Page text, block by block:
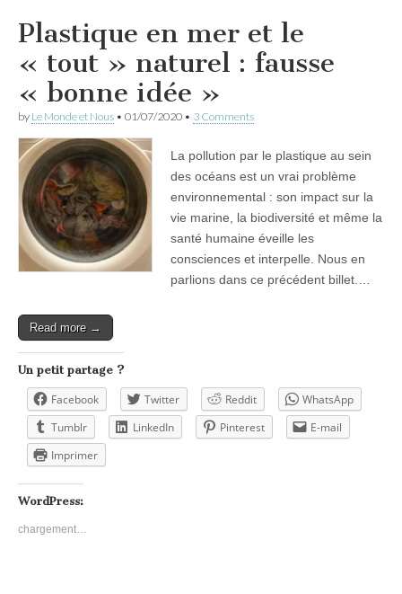
Plastique en mer et le
« tout » naturel : fausse
« bonne idée »
by Le Monde et Nous • 01/07/2020 • 3 Comments
La pollution par le plastique au sein
des océans est un vrai problème
environnemental : son impact sur la
vie marine, la biodiversité et même la
santé humaine éveille les
consciences et interpelle. Nous en
parlions dans ce précédent billet.…
Read more →
Un petit partage ?
Facebook Twitter Reddit
WhatsApp
Tumblr
LinkedIn Pinterest
E-mail
Imprimer
WordPress:
chargement…